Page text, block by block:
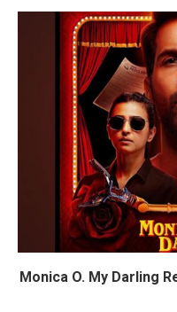
Monica O. My Darling